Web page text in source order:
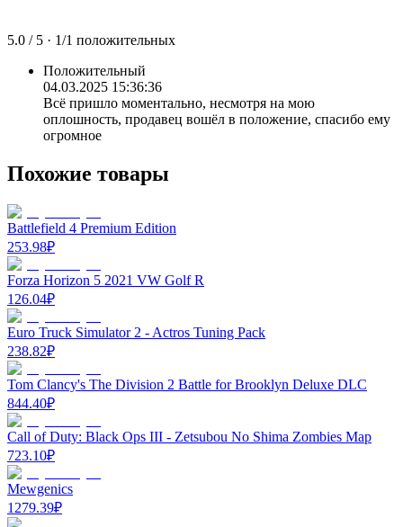
5.0 / 5 · 1/1 положительных
Положительный
04.03.2025 15:36:36
Всё пришло моментально, несмотря на мою
оплошность, продавец вошёл в положение, спасибо ему
огромное
Похожие товары
Battlefield 4 Premium Edition
253.98₽
Forza Horizon 5 2021 VW Golf R
126.04₽
Euro Truck Simulator 2 - Actros Tuning Pack
238.82₽
Tom Clancy's The Division 2 Battle for Brooklyn Deluxe DLC
844.40₽
Call of Duty: Black Ops III - Zetsubou No Shima Zombies Map
723.10₽
Mewgenics
1279.39₽